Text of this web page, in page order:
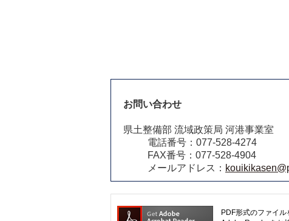
お問い合わせ
県土整備部 流域政策局 河港事業室
電話番号：077-528-4274
FAX番号：077-528-4904
メールアドレス：
PDF形式のファイ